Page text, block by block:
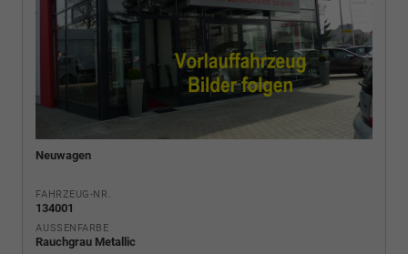
Neuwagen
FAHRZEUG-NR.
134001
AUSSENFARBE
Rauchgrau Metallic